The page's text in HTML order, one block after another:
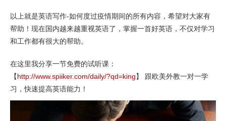
以上就是英语写作-如何度过疫情期间的所有内容，希望对大家有
帮助！现在国内越来越重视英语了，掌握一首好英语，不仅对学习
和工作都有很大的帮助。
在这里我分享一节免费的试听课：
【http://www.spiiker.com/daily/?qd=king】 跟欧美外教一对一学
习，快速提高英语能力！